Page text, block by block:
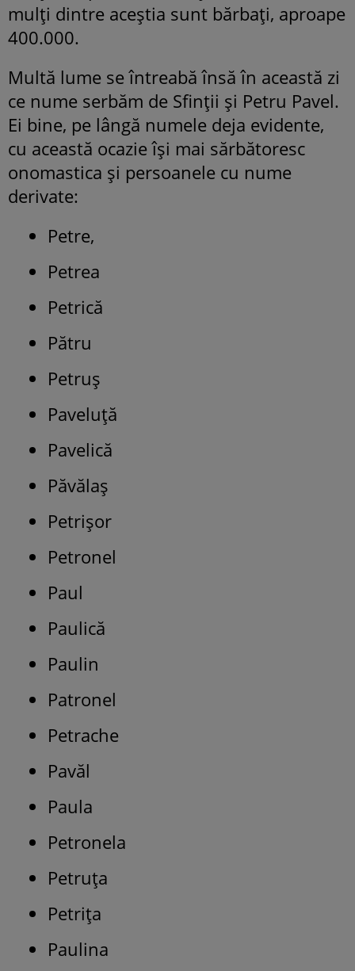
mulți dintre aceștia sunt bărbați, aproape
400.000.
Multă lume se întreabă însă în această zi
ce nume serbăm de Sfinții și Petru Pavel.
Ei bine, pe lângă numele deja evidente,
cu această ocazie își mai sărbătoresc
onomastica și persoanele cu nume
derivate:
Petre,
Petrea
Petrică
Pătru
Petruș
Paveluță
Pavelică
Păvălaș
Petrişor
Petronel
Paul
Paulică
Paulin
Patronel
Petrache
Pavăl
Paula
Petronela
Petruţa
Petriţa
Paulina